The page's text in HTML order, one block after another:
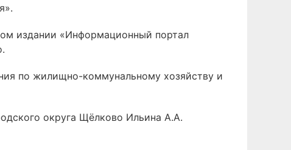
издании «Информационный портал
по жилищно-коммунальному хозяйству и
округа Щёлково Ильина А.А.